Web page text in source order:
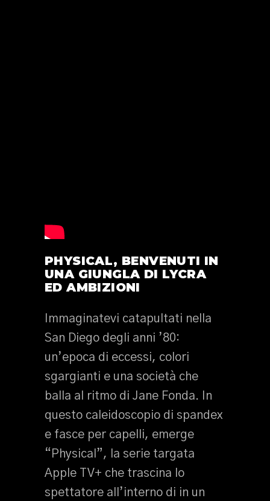
PHYSICAL, BENVENUTI IN
UNA GIUNGLA DI LYCRA
ED AMBIZIONI
Immaginatevi catapultati nella
San Diego degli anni ’80:
un’epoca di eccessi, colori
sgargianti e una società che
balla al ritmo di Jane Fonda. In
questo caleidoscopio di spandex
e fasce per capelli, emerge
“Physical”, la serie targata
Apple TV+ che trascina lo
spettatore all’interno di in un